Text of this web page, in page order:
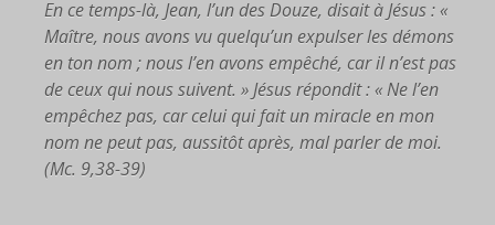
FACEBOOK
SERVANTES
PRIÈRES
En ce temps-là, Jean, l’un des Douze, disait à Jésus : «
Maître, nous avons vu quelqu’un expulser les démons
en ton nom ; nous l’en avons empêché, car il n’est pas
de ceux qui nous suivent. » Jésus répondit : « Ne l’en
empêchez pas, car celui qui fait un miracle en mon
nom ne peut pas, aussitôt après, mal parler de moi.
(Mc. 9,38-39)